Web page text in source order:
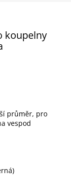
koupelny
průměr, pro
vespod